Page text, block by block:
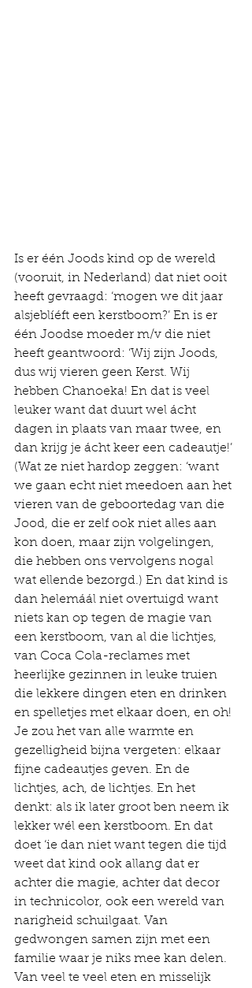
Is er één Joods kind op de wereld
(vooruit, in Nederland) dat niet ooit
heeft gevraagd: ‘mogen we dit jaar
alsjeblíéft een kerstboom?’ En is er
één Joodse moeder m/v die niet
heeft geantwoord: ‘Wij zijn Joods,
dus wij vieren geen Kerst. Wij
hebben Chanoeka! En dat is veel
leuker want dat duurt wel ácht
dagen in plaats van maar twee, en
dan krijg je ácht keer een cadeautje!’
(Wat ze niet hardop zeggen: ‘want
we gaan echt niet meedoen aan het
vieren van de geboortedag van die
Jood, die er zelf ook niet alles aan
kon doen, maar zijn volgelingen,
die hebben ons vervolgens nogal
wat ellende bezorgd.) En dat kind is
dan helemáál niet overtuigd want
niets kan op tegen de magie van
een kerstboom, van al die lichtjes,
van Coca Cola-reclames met
heerlijke gezinnen in leuke truien
die lekkere dingen eten en drinken
en spelletjes met elkaar doen, en oh!
Je zou het van alle warmte en
gezelligheid bijna vergeten: elkaar
fijne cadeautjes geven. En de
lichtjes, ach, de lichtjes. En het
denkt: als ik later groot ben neem ik
lekker wél een kerstboom. En dat
doet ‘ie dan niet want tegen die tijd
weet dat kind ook allang dat er
achter die magie, achter dat decor
in technicolor, ook een wereld van
narigheid schuilgaat. Van
gedwongen samen zijn met een
familie waar je niks mee kan delen.
Van veel te veel eten en misselijk